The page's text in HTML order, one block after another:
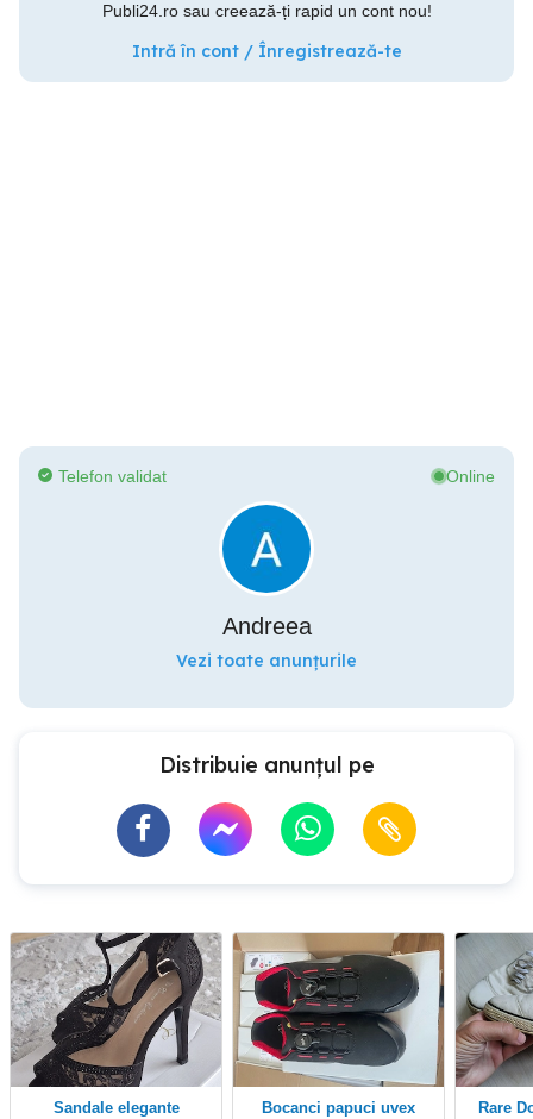
Publi24.ro sau creează-ți rapid un cont nou!
Intră în cont / Înregistrează-te
Telefon validat Online
Andreea
Vezi toate anunțurile
Distribuie anunțul pe
Sandale elegante bocanci papuci uvex
Rare Dolce & Gabbana